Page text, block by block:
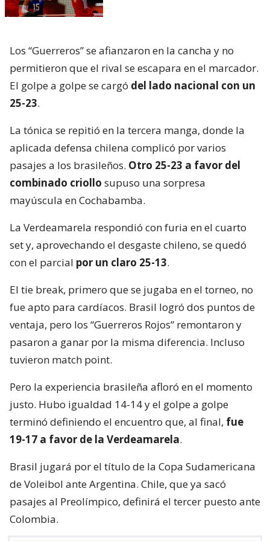
Los “Guerreros” se afianzaron en la cancha y no
permitieron que el rival se escapara en el marcador.
El golpe a golpe se cargó del lado nacional con un
25-23.
La tónica se repitió en la tercera manga, donde la
aplicada defensa chilena complicó por varios
pasajes a los brasileños. Otro 25-23 a favor del
combinado criollo supuso una sorpresa
mayúscula en Cochabamba.
La Verdeamarela respondió con furia en el cuarto
set y, aprovechando el desgaste chileno, se quedó
con el parcial por un claro 25-13.
El tie break, primero que se jugaba en el torneo, no
fue apto para cardíacos. Brasil logró dos puntos de
ventaja, pero los “Guerreros Rojos” remontaron y
pasaron a ganar por la misma diferencia. Incluso
tuvieron match point.
Pero la experiencia brasileña afloró en el momento
justo. Hubo igualdad 14-14 y el golpe a golpe
terminó definiendo el encuentro que, al final, fue
19-17 a favor de la Verdeamarela.
Brasil jugará por el título de la Copa Sudamericana
de Voleibol ante Argentina. Chile, que ya sacó
pasajes al Preolímpico, definirá el tercer puesto ante
Colombia.